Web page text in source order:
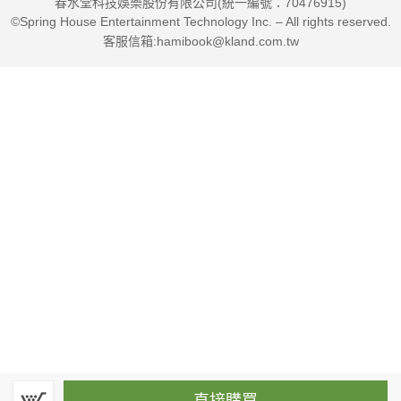
©Spring House Entertainment Technology Inc. – All rights reserved.
客服信箱:hamibook@kland.com.tw